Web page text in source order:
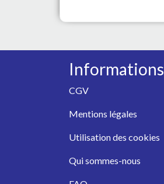
Informations
CGV
Mentions légales
Utilisation des cookies
Qui sommes-nous